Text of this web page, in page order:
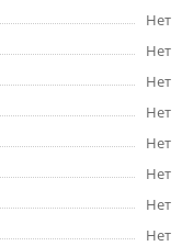
Нет
Нет
Нет
Нет
Нет
Нет
Нет
Нет